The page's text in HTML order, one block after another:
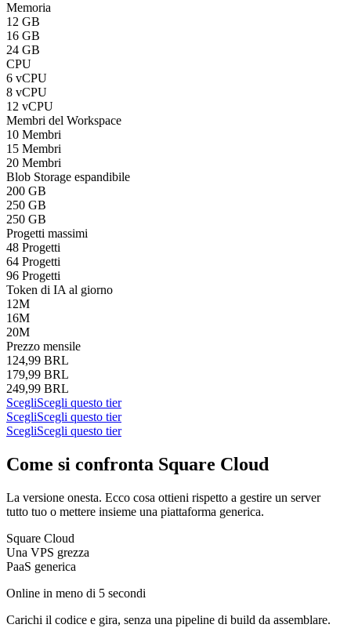
Memoria
12 GB
16 GB
24 GB
CPU
6 vCPU
8 vCPU
12 vCPU
Membri del Workspace
10 Membri
15 Membri
20 Membri
Blob Storage espandibile
200 GB
250 GB
250 GB
Progetti massimi
48 Progetti
64 Progetti
96 Progetti
Token di IA al giorno
12M
16M
20M
Prezzo mensile
124,99 BRL
179,99 BRL
249,99 BRL
ScegliScegli questo tier
ScegliScegli questo tier
ScegliScegli questo tier
Come si confronta Square Cloud
La versione onesta. Ecco cosa ottieni rispetto a gestire un server
tutto tuo o mettere insieme una piattaforma generica.
Square Cloud
Una VPS grezza
PaaS generica
Online in meno di 5 secondi
Carichi il codice e gira, senza una pipeline di build da assemblare.